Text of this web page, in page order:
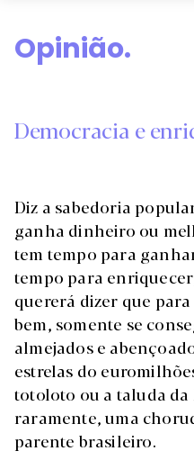
Opinião.
Democracia e
Diz a sabedoria
ganha dinheiro ou
tem tempo para
tempo para
quererá dizer que
bem, somente se
almejados e
estrelas do
totoloto ou a taluda
raramente, uma
parente brasileiro.